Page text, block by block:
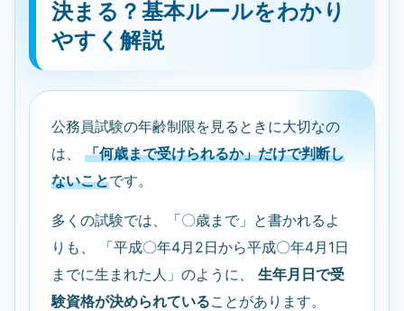
決まる？基本ルールをわかり
やすく解説
公務員試験の年齢制限を見るときに大切なの
は、 「何歳まで受けられるか」だけで判断し
ないことです。
多くの試験では、「〇歳まで」と書かれるよ
りも、 「平成〇年4月2日から平成〇年4月1日
までに生まれた人」のように、 生年月日で受
験資格が決められていることがあります。